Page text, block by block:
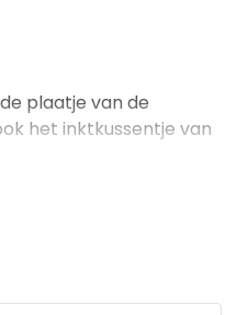
plaatje van de
het inktkussentje van